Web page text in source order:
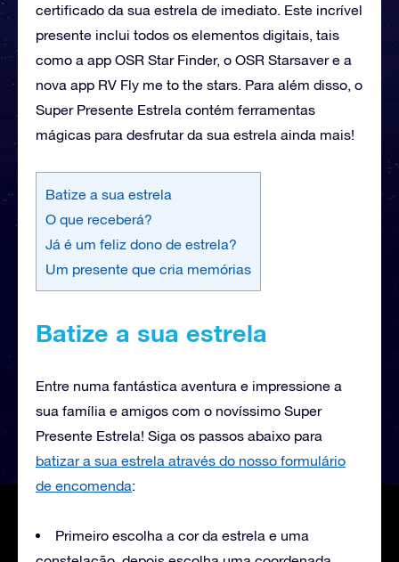
certificado da sua estrela de imediato. Este incrível
presente inclui todos os elementos digitais, tais
como a app OSR Star Finder, o OSR Starsaver e a
nova app RV Fly me to the stars. Para além disso, o
Super Presente Estrela contém ferramentas
mágicas para desfrutar da sua estrela ainda mais!
Batize a sua estrela
O que receberá?
Já é um feliz dono de estrela?
Um presente que cria memórias
Batize a sua estrela
Entre numa fantástica aventura e impressione a
sua família e amigos com o novíssimo Super
Presente Estrela! Siga os passos abaixo para
batizar a sua estrela através do nosso formulário
de encomenda:
Primeiro escolha a cor da estrela e uma